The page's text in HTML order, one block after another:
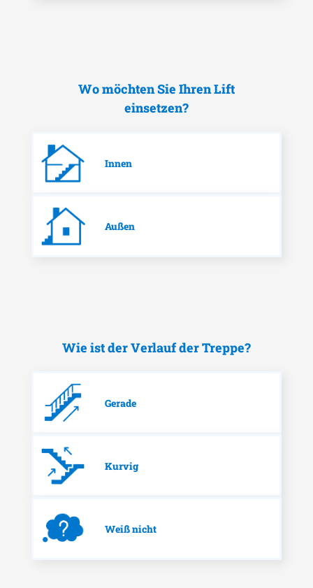
Wo möchten Sie Ihren Lift
einsetzen?
Innen
Außen
Wie ist der Verlauf der Treppe?
Gerade
Kurvig
Weiß nicht